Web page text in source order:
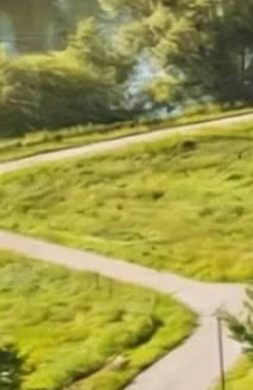
Team
Karriere
Kundeninformation
Leitbild
Kontakt
Offerte anfordern